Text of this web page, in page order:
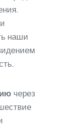
наши
через